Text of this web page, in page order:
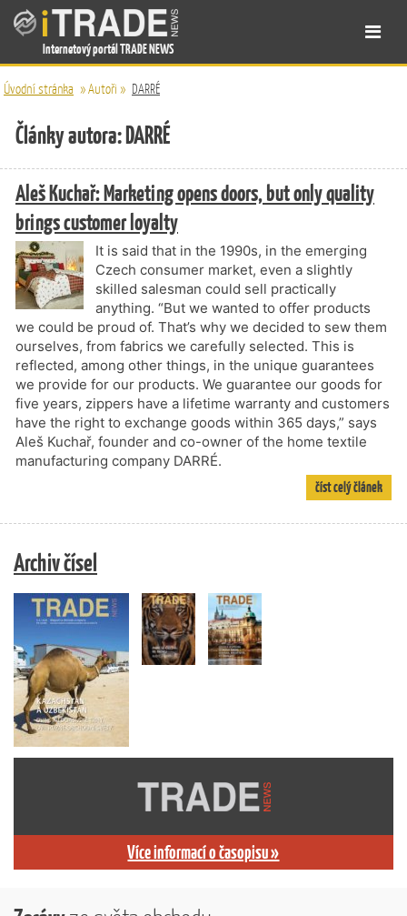
Internetový portál TRADE NEWS
Úvodní stránka »Autoři » DARRÉ
Články autora: DARRÉ
Aleš Kuchař: Marketing opens doors, but only quality
brings customer loyalty
It is said that in the 1990s, in the emerging
Czech consumer market, even a slightly
skilled salesman could sell practically
anything. “But we wanted to offer products
we could be proud of. That’s why we decided to sew them
ourselves, from fabrics we carefully selected. This is
reflected, among other things, in the unique guarantees
we provide for our products. We guarantee our goods for
five years, zippers have a lifetime warranty and customers
have the right to exchange goods within 365 days,” says
Aleš Kuchař, founder and co-owner of the home textile
manufacturing company DARRÉ.
číst celý článek
Archiv čísel
Více informací o časopisu »